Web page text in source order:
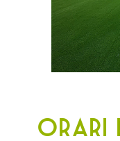
Orari